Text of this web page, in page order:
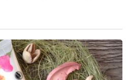
средствам, а недавно
мне задачу, мне
легкой и удобной
собой и дневной и